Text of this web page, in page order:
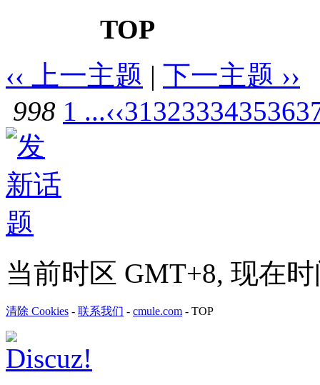
TOP
‹‹ 上一主题 | 下一主题 ››
998 1 ...‹‹313233343536
当前时区 GMT+8, 现在
清除 Cookies - 联系我们 - cmule.com - TOP